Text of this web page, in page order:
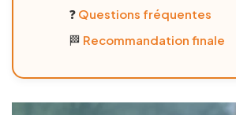
❓ Questions fréquentes
🏁 Recommandation finale